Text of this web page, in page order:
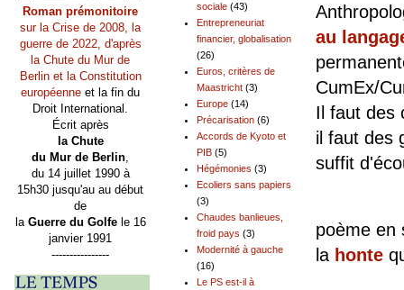
au
CumEx/
Il faut des
il faut des
suffit
poème en
la honte
sociale (43)
Entrepreneuriat
financier, globalisation
(26)
Euros, critères de
Maastricht (3)
Europe (14)
Précarisation (6)
Accords de Kyoto et
PIB (5)
Hégémonies (3)
Ecoliers sans papiers
(3)
Chaudes banlieues,
froid pays (3)
Modernité à gauche
(16)
Le PS est-il à
Roman prémonitoire
sur la Crise de 2008, la
guerre de 2022, d'après
la Chute du Mur de
Berlin et la Constitution
européenne et la fin du
Droit International.
Écrit après
la Chute
du Mur de Berlin,
du 14 juillet 1990 à
15h30 jusqu'au au début
de
la Guerre du Golfele 16
janvier 1991
----------------